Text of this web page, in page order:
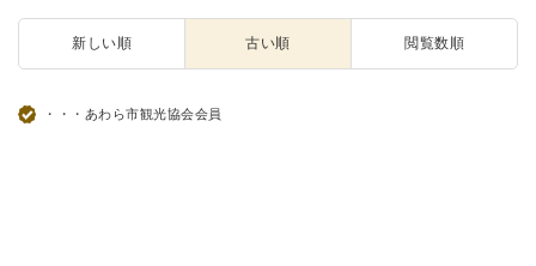
新しい順 古い順 閲覧数順
・・・あわら市観光協会会員